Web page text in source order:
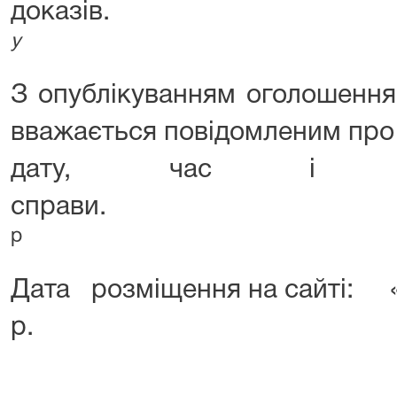
у
З опублікуванням
вважається повідомленим про
дату, час і
р
Дата розміщення на
р.